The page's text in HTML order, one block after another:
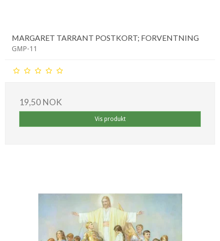
MARGARET TARRANT POSTKORT; FORVENTNING
GMP-11
19,50 NOK
Vis produkt